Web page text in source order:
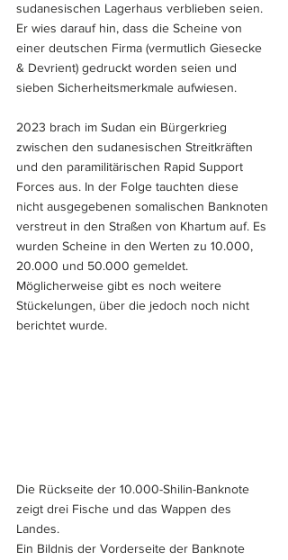
sudanesischen Lagerhaus verblieben seien.
Er wies darauf hin, dass die Scheine von
einer deutschen Firma (vermutlich Giesecke
& Devrient) gedruckt worden seien und
sieben Sicherheitsmerkmale aufwiesen.
2023 brach im Sudan ein Bürgerkrieg
zwischen den sudanesischen Streitkräften
und den paramilitärischen Rapid Support
Forces aus. In der Folge tauchten diese
nicht ausgegebenen somalischen Banknoten
verstreut in den Straßen von Khartum auf. Es
wurden Scheine in den Werten zu 10.000,
20.000 und 50.000 gemeldet.
Möglicherweise gibt es noch weitere
Stückelungen, über die jedoch noch nicht
berichtet wurde.
Die Rückseite der 10.000-Shilin-Banknote
zeigt drei Fische und das Wappen des
Landes.
Ein Bildnis der Vorderseite der Banknote